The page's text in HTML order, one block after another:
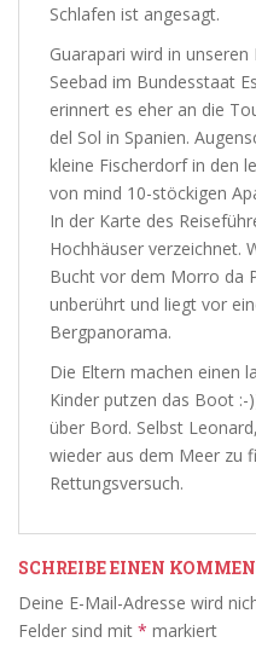
Schlafen ist angesagt.
Guarapari wird in
Seebad im Bundesstaat
erinnert es eher an die
del Sol in Spanien.
kleine Fischerdorf in den
von mind 10-stöckigen
In der Karte des
Hochhäuser verzeichnet.
Bucht vor dem Morro da
unberührt und liegt vor
Bergpanorama.
Die Eltern machen einen
Kinder putzen das Boot
über Bord. Selbst
wieder aus dem Meer zu
Rettungsversuch.
SCHREIBE EINEN
Deine E-Mail-Adresse wird
Felder sind mit * markiert